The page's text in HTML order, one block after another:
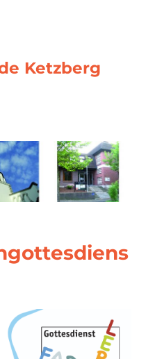
Ketzberg